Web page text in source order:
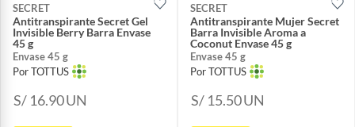
SECRET
Antitranspirante Secret Gel
Invisible Berry Barra Envase
45 g
Envase 45 g
Por TOTTUS
S/ 16.90UN
SECRET
Antitranspirante Mujer Secret
Barra Invisible Aroma a
Coconut Envase 45 g
Envase 45 g
Por TOTTUS
S/ 15.50UN